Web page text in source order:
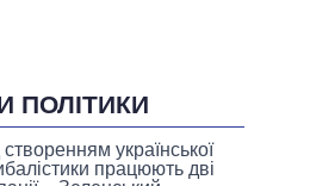
ПОЛІТИКИ
української
працюють дві